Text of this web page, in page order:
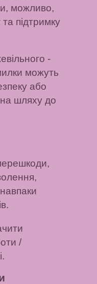
можливо,
підтримку
-
можуть
або
шляху до
/